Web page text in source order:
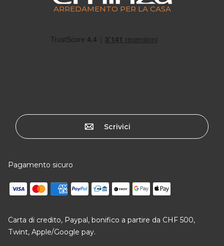
ARREDAMENTO PER LA CASA
Scrivici
Pagamento sicuro
Carta di credito, Paypal, bonifico a partire da CHF 500,
Twint, Apple/Google pay.